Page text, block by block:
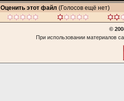
Оценить этот файл (Голосов ещё нет)
©
При использовании материалов